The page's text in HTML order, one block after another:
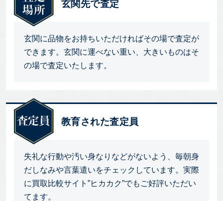
玄関先で査定
玄関に品物をお持ちいただければその場で査定が
できます。玄関に運べない重い、大きいものはそ
の場で査定いたします。
教育された査定員
失礼な行動や汚い身なりなどがないよう、毎朝身
だしなみや言葉遣いをチェックしています。実際
に買取比較サイト”ヒカカク”でもご好評いただい
てます。